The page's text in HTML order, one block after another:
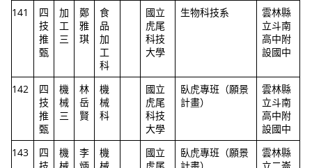
141
四
技
推
甄
加
工
三
鄭
雅
琪
食
品
加
工
科
國立
虎尾
科技
大學
生物科技系
雲林縣
立斗南
高中附
設國中
142
四
技
推
甄
機
械
三
林
岳
賢
機
械
科
國立
虎尾
科技
大學
臥虎專班（願景
計畫）
雲林縣
立斗南
高中附
設國中
143
四
機
李
機
國立
臥虎專班（願景
雲林縣